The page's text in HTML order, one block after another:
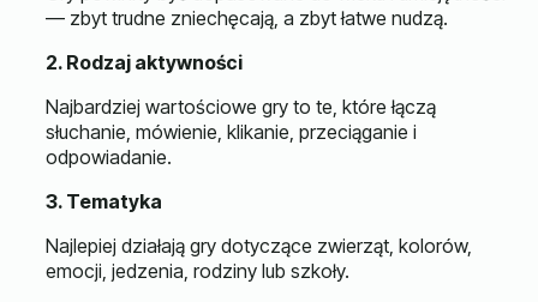
— zbyt trudne zniechęcają, a zbyt łatwe nudzą.
2. Rodzaj aktywności
Najbardziej wartościowe gry to te, które łączą
słuchanie, mówienie, klikanie, przeciąganie i
odpowiadanie.
3. Tematyka
Najlepiej działają gry dotyczące zwierząt, kolorów,
emocji, jedzenia, rodziny lub szkoły.